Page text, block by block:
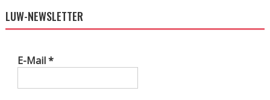
LUW-NEWSLETTER
E-Mail*